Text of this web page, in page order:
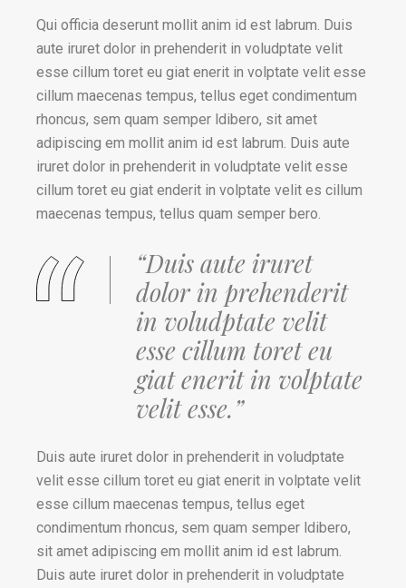
Qui officia deserunt mollit anim id est labrum. Duis
aute iruret dolor in prehenderit in voludptate velit
esse cillum toret eu giat enerit in volptate velit esse
cillum maecenas tempus, tellus eget condimentum
rhoncus, sem quam semper ldibero, sit amet
adipiscing em mollit anim id est labrum. Duis aute
iruret dolor in prehenderit in voludptate velit esse
cillum toret eu giat enderit in volptate velit es cillum
maecenas tempus, tellus quam semper bero.
“Duis aute iruret
dolor in prehenderit
in voludptate velit
esse cillum toret eu
giat enerit in volptate
velit esse.”
Duis aute iruret dolor in prehenderit in voludptate
velit esse cillum toret eu giat enerit in volptate velit
esse cillum maecenas tempus, tellus eget
condimentum rhoncus, sem quam semper ldibero,
sit amet adipiscing em mollit anim id est labrum.
Duis aute iruret dolor in prehenderit in voludptate